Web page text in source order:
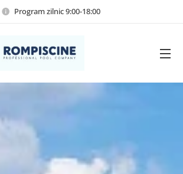
Program zilnic 9:00-18:00